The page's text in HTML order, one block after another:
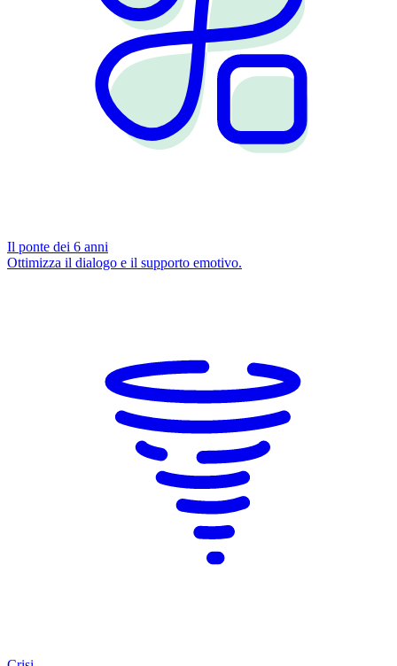
Il ponte dei 6 anni
Ottimizza il dialogo e il supporto emotivo.